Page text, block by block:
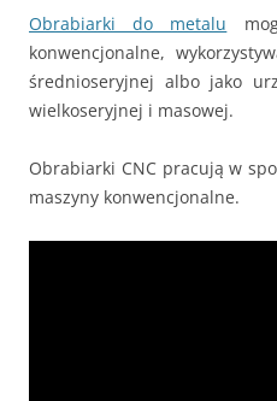
Obrabiarki do metalu
konwencjonalne,
średnioseryjnej albo jako
wielkoseryjnej i masowej.
Obrabiarki CNC pracują w
maszyny konwencjonalne.